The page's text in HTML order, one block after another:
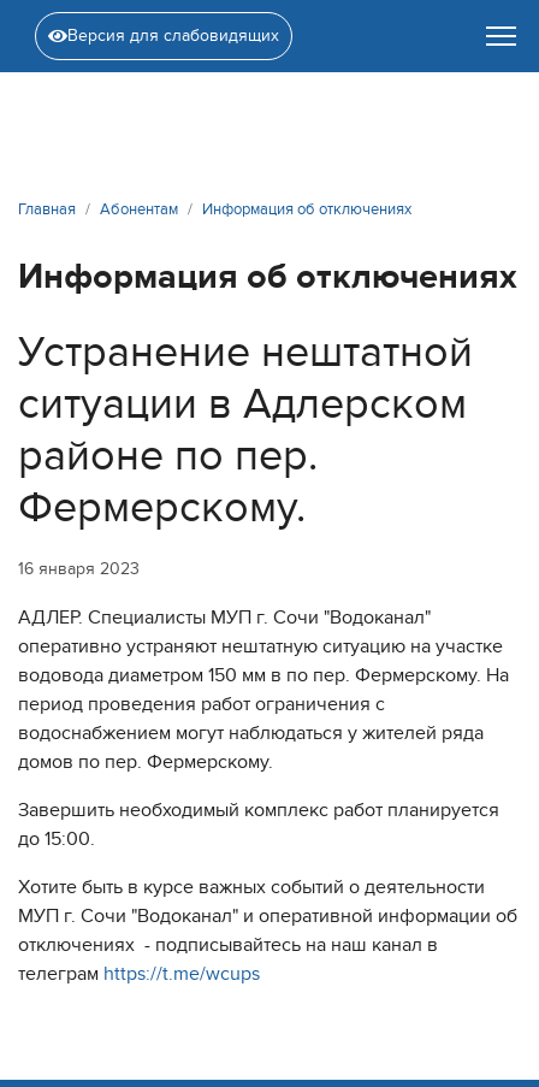
Версия для слабовидящих
Главная Абонентам Информация об отключениях
Информация об отключениях
Устранение нештатной
ситуации в Адлерском
районе по пер.
Фермерскому.
16 января 2023
АДЛЕР. Специалисты МУП г. Сочи "Водоканал"
оперативно устраняют нештатную ситуацию на участке
водовода диаметром 150 мм в по пер. Фермерскому. На
период проведения работ ограничения с
водоснабжением могут наблюдаться у жителей ряда
домов по пер. Фермерскому.
Завершить необходимый комплекс работ планируется
до 15:00.
Хотите быть в курсе важных событий о деятельности
МУП г. Сочи "Водоканал" и оперативной информации об
отключениях - подписывайтесь на наш канал в
телеграм https://t.me/wcups